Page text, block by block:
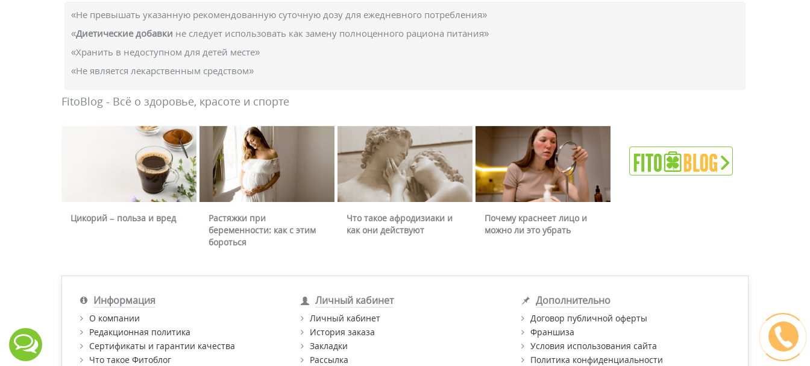
«Не превышать указанную рекомендованную суточную дозу для ежедневного потребления»
«Диетические добавки не следует использовать как замену полноценного рациона питания»
«Хранить в недоступном для детей месте»
«Не является лекарственным средством»
FitoBlog - Всё о здоровье, красоте и спорте
Цикорий – польза и вред
Растяжки при
беременности: как с этим
бороться
Что такое афродизиаки и
как они действуют
Почему краснеет лицо и
можно ли это убрать
Информация
О компании
Редакционная политика
Сертификаты и гарантии качества
Что такое Фитоблог
Личный кабинет
Личный кабинет
История заказа
Закладки
Рассылка
Дополнительно
Договор публичной оферты
Франшиза
Условия использования сайта
Политика конфиденциальности